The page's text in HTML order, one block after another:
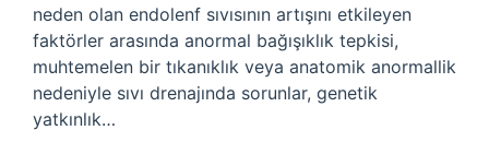
neden olan endolenf sıvısının artışını etkileyen
faktörler arasında anormal bağışıklık tepkisi,
muhtemelen bir tıkanıklık veya anatomik anormallik
nedeniyle sıvı drenajında ​​sorunlar, genetik
yatkınlık…